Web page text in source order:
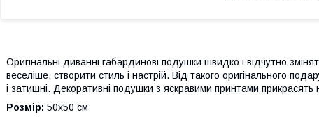
Оригінальні диванні габардинові подушки швидко і відчутно
веселіше, створити стиль і настрій. Від такого оригінального
і затишні. Декоративні подушки з яскравими принтами прикрасять
Розмір: 50x50 см